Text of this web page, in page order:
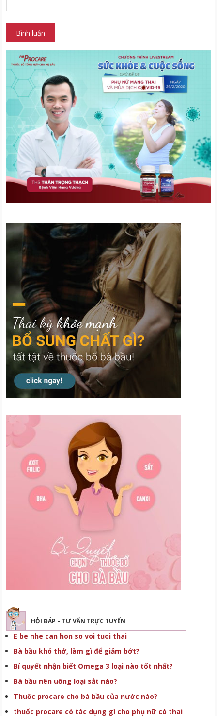
HỎI ĐÁP – TƯ VẤN TRỰC TUYẾN
E be nhe can hon so voi tuoi thai
Bà bầu khó thở, làm gì để giảm bớt?
Bí quyết nhận biết Omega 3 loại nào tốt nhất?
Bà bầu nên uống loại sắt nào?
Thuốc procare cho bà bầu của nước nào?
thuốc procare có tác dụng gì cho phụ nữ có thai